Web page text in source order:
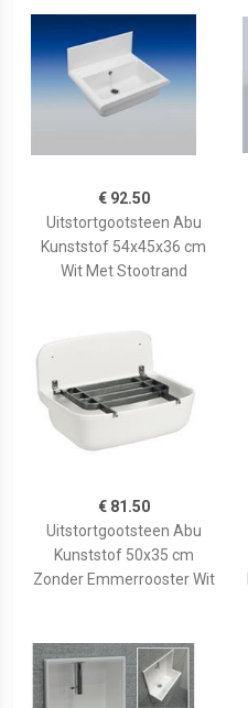
€ 92.50
Uitstortgootsteen Abu
Kunststof 54x45x36 cm
Wit Met Stootrand
€ 81.50
Uitstortgootsteen Abu
Kunststof 50x35 cm
Zonder Emmerrooster Wit